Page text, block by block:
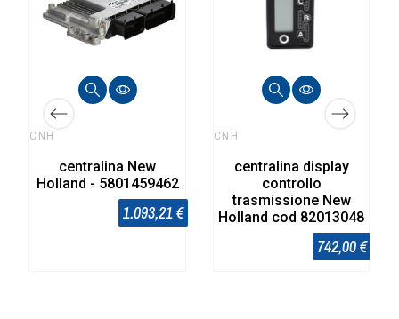
CNH
centralina New
Holland - 5801459462
1.093,21 €
CNH
centralina display
controllo
trasmissione New
Holland cod 82013048
742,00 €